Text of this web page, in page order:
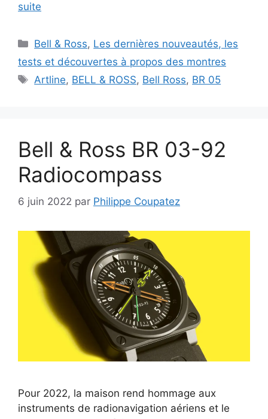
suite
Catégories
Bell & Ross, Les dernières nouveautés, les
tests et découvertes à propos des montres
Étiquettes
Artline, BELL & ROSS, Bell Ross, BR 05
Bell & Ross BR 03-92
Radiocompass
6 juin 2022 par Philippe Coupatez
Pour 2022, la maison rend hommage aux
instruments de radionavigation aériens et le